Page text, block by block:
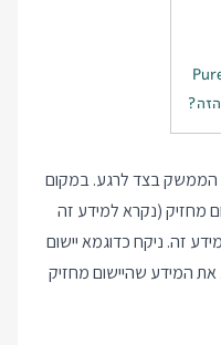
הממשק בצד לרגע. במקום
מחזיק (נקרא למידע זה
זה. ניקח כדוגמא יישום
המידע שהיישום מחזיק